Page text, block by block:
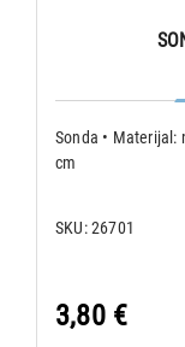
Sonda • Materijal:
cm
SKU: 26701
3,80 €